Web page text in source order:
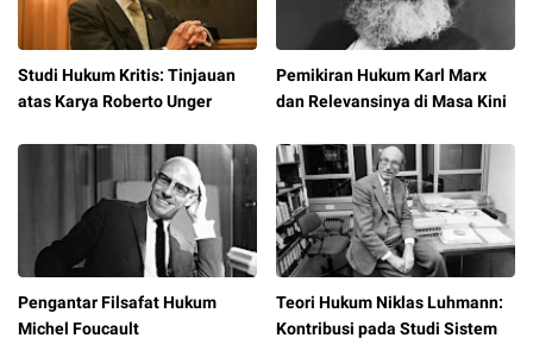
Studi Hukum Kritis: Tinjauan
atas Karya Roberto Unger
Pemikiran Hukum Karl Marx
dan Relevansinya di Masa Kini
Pengantar Filsafat Hukum
Michel Foucault
Teori Hukum Niklas Luhmann:
Kontribusi pada Studi Sistem